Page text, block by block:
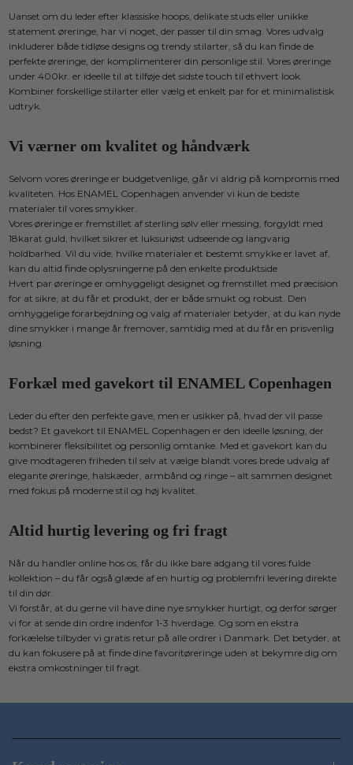
Uanset om du leder efter klassiske hoops, delikate studs eller unikke
statement øreringe, har vi noget, der passer til din smag. Vores udvalg
inkluderer både tidløse designs og trendy stilarter, så du kan finde de
perfekte øreringe, der komplimenterer din personlige stil. Vores øreringe
under 400kr. er ideelle til at tilføje det sidste touch til ethvert look.
Kombiner forskellige stilarter eller vælg et enkelt par for et minimalistisk
udtryk.
Vi værner om kvalitet og håndværk
Selvom vores øreringe er budgetvenlige, går vi aldrig på kompromis med
kvaliteten. Hos ENAMEL Copenhagen anvender vi kun de bedste
materialer til vores smykker.
Vores øreringe er fremstillet af sterling sølv eller messing, forgyldt med
18karat guld, hvilket sikrer et luksuriøst udseende og langvarig
holdbarhed. Vil du vide, hvilke materialer et bestemt smykke er lavet af,
kan du altid finde oplysningerne på den enkelte produktside
Hvert par øreringe er omhyggeligt designet og fremstillet med præcision
for at sikre, at du får et produkt, der er både smukt og robust. Den
omhyggelige forarbejdning og valg af materialer betyder, at du kan nyde
dine smykker i mange år fremover, samtidig med at du får en prisvenlig
løsning.
Forkæl med gavekort til ENAMEL Copenhagen
Leder du efter den perfekte gave, men er usikker på, hvad der vil passe
bedst? Et gavekort til ENAMEL Copenhagen er den ideelle løsning, der
kombinerer fleksibilitet og personlig omtanke. Med et gavekort kan du
give modtageren friheden til selv at vælge blandt vores brede udvalg af
elegante øreringe, halskæder, armbånd og ringe – alt sammen designet
med fokus på moderne stil og høj kvalitet.
Altid hurtig levering og fri fragt
Når du handler online hos os, får du ikke bare adgang til vores fulde
kollektion – du får også glæde af en hurtig og problemfri levering direkte
til din dør.
Vi forstår, at du gerne vil have dine nye smykker hurtigt, og derfor sørger
vi for at sende din ordre indenfor 1-3 hverdage. Og som en ekstra
forkælelse tilbyder vi gratis retur på alle ordrer i Danmark. Det betyder, at
du kan fokusere på at finde dine favoritøreringe uden at bekymre dig om
ekstra omkostninger til fragt.